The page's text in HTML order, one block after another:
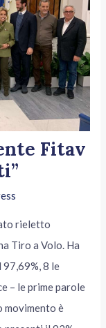
Fitav
rieletto
Tiro a Volo. Ha
8 le
– le prime parole
movimento è